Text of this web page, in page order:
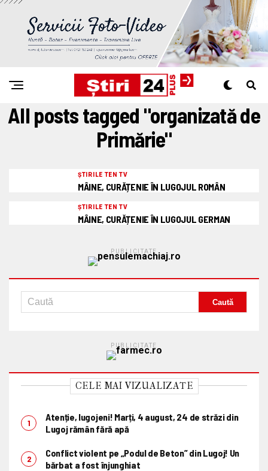
All posts tagged "organizată de
Primărie"
ȘTIRILE TEN TV
MÂINE, CURĂȚENIE ÎN LUGOJUL ROMÂN
ȘTIRILE TEN TV
MÂINE, CURĂȚENIE ÎN LUGOJUL GERMAN
PUBLICITATE
PUBLICITATE
CELE MAI VIZUALIZATE
Atenție, lugojeni! Marți, 4 august, 24 de străzi din
Lugoj rămân fără apă
Conflict violent pe „Podul de Beton” din Lugoj! Un
bărbat a fost înjunghiat